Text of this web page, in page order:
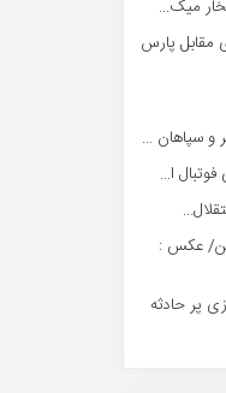
میک...
مقابل پارس
و سپاهان ...
ا...
عکس :
پر حادثه